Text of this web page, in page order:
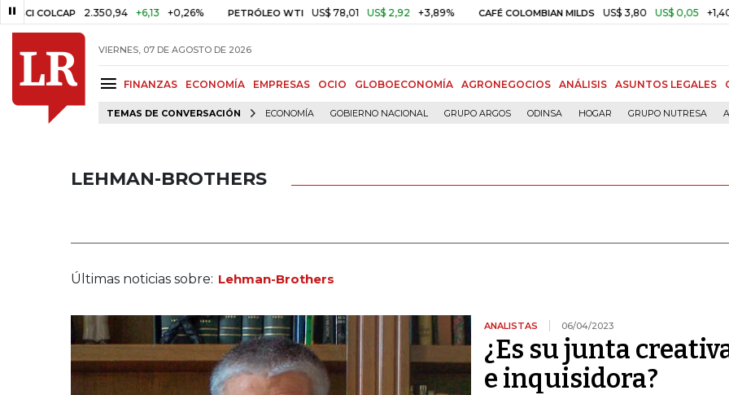
2.350,94 +6,13 +0,26% PETRÓLEO WTI US$ 78,01 US$ 2,92 +3,89% CAFÉ COLOMBIAN MILDS US$ 3,80 US$ 0,05 +1,40%
VIERNES, 07 DE AGOSTO DE 2026
FINANZAS ECONOMÍA EMPRESAS OCIO GLOBOECONOMÍA AGRONEGOCIOS ANÁLISIS ASUNTOS LEGALES
TEMAS DE CONVERSACIÓN ECONOMÍA GOBIERNO NACIONAL GRUPO ARGOS ODINSA HOGAR GRUPO NUTRESA
LEHMAN-BROTHERS
Últimas noticias sobre: Lehman-Brothers
ANALISTAS 06/04/2023
¿Es su junta
e inquisidora?